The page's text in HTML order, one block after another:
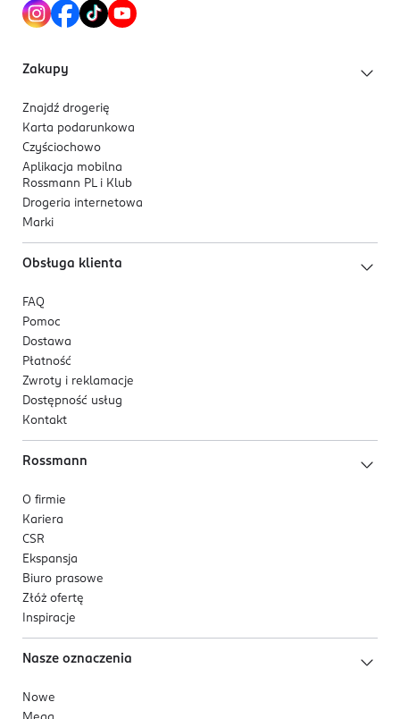
Zakupy
Znajdź drogerię
Karta podarunkowa
Czyściochowo
Aplikacja mobilna
Rossmann PL i Klub
Drogeria internetowa
Marki
Obsługa klienta
FAQ
Pomoc
Dostawa
Płatność
Zwroty i reklamacje
Dostępność usług
Kontakt
Rossmann
O firmie
Kariera
CSR
Ekspansja
Biuro prasowe
Złóż ofertę
Inspiracje
Nasze oznaczenia
Nowe